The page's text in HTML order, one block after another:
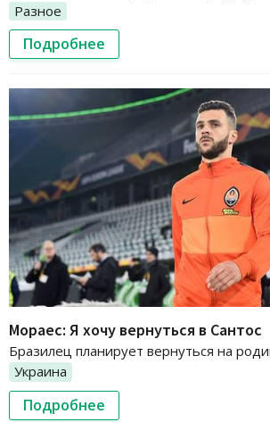
Разное
Подробнее
Мораес: Я хочу вернуться в Сантос
Бразилец планирует вернуться на
Украина
Подробнее